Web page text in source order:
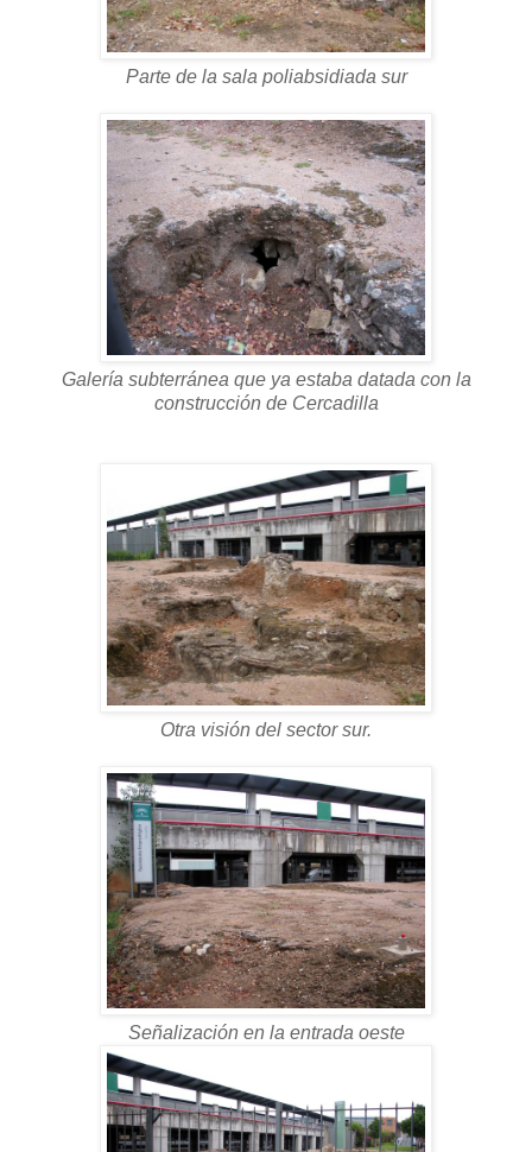
Parte de la sala poliabsidiada sur
Galería subterránea que ya estaba datada con la
construcción de Cercadilla
Otra visión del sector sur.
Señalización en la entrada oeste